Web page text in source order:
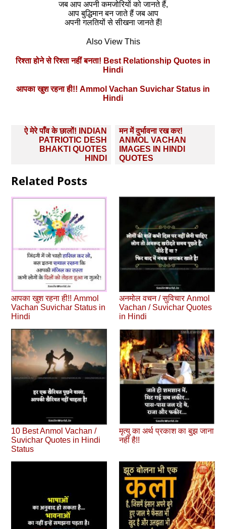
जब आप अपनी कमजोरियों को जानते हैं,
आप बुद्धिमान बन जाते हैं जब आप
अपनी गलतियों से सीखना जानते हैं!
Also View This
रिश्ता होने से रिश्ता नहीं बनता! Best Relationship Quotes in
Hindi
आपका खुश रहना ही!! Ammol Vachan Suvichar Status in
Hindi
Post
navigation
ऐ मेरे पाँव के छालों! INDIAN
PATRIOTIC DESH
BHAKTI QUOTES
HINDI
मन में दुर्भावना रख कर!
ANMOL VACHAN
IMAGES IN HINDI
QUOTES
Related Posts
आपका खुश रहना ही!! Ammol
Vachan Suvichar Status in
Hindi
अनमोल वचन / सुविचार Anmol
Vachan / Suvichar Quotes
in Hindi
10 Best Anmol Vachan /
Suvichar Quotes in Hindi
Status
मृत्यु का अर्थ प्रकाश का बुझ जाना
नहीं है!!